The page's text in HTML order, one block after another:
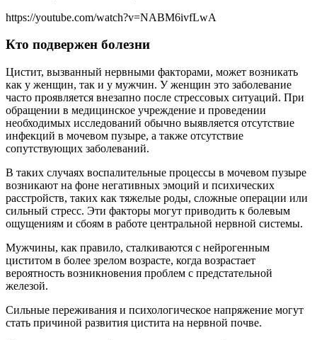
https://youtube.com/watch?v=NABM6ivfLwA
Кто подвержен болезни
Цистит, вызванный нервными факторами, может возникать
как у женщин, так и у мужчин. У женщин это заболевание
часто проявляется внезапно после стрессовых ситуаций. При
обращении в медицинское учреждение и проведении
необходимых исследований обычно выявляется отсутствие
инфекций в мочевом пузыре, а также отсутствие
сопутствующих заболеваний.
В таких случаях воспалительные процессы в мочевом пузыре
возникают на фоне негативных эмоций и психических
расстройств, таких как тяжелые роды, сложные операции или
сильный стресс. Эти факторы могут приводить к болевым
ощущениям и сбоям в работе центральной нервной системы.
Мужчины, как правило, сталкиваются с нейрогенным
циститом в более зрелом возрасте, когда возрастает
вероятность возникновения проблем с предстательной
железой.
Сильные переживания и психологическое напряжение могут
стать причиной развития цистита на нервной почве.